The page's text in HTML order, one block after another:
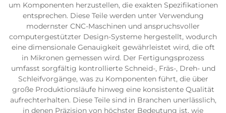
um Komponenten herzustellen, die exakten Spezifikationen
entsprechen. Diese Teile werden unter Verwendung
modernster CNC-Maschinen und anspruchsvoller
computergestützter Design-Systeme hergestellt, wodurch
eine dimensionale Genauigkeit gewährleistet wird, die oft
in Mikronen gemessen wird. Der Fertigungsprozess
umfasst sorgfältig kontrollierte Schneid-, Fräs-, Dreh- und
Schleifvorgänge, was zu Komponenten führt, die über
große Produktionsläufe hinweg eine konsistente Qualität
aufrechterhalten. Diese Teile sind in Branchen unerlässlich,
in denen Präzision von höchster Bedeutung ist, wie